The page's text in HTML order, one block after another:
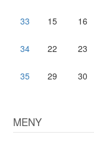
33 15 16
34 22 23
35 29 30
MENY